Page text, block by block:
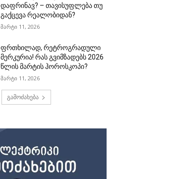
დაფრინავ? – თავისუფლება თუ
გაქცევა რეალობიდან?
მარტი 11, 2026
ფრთხილად, რეტროგრადული
მერკურია! რას გვიმზადებს 2026
წლის მარტის ჰოროსკოპი?
მარტი 11, 2026
გამოძახება